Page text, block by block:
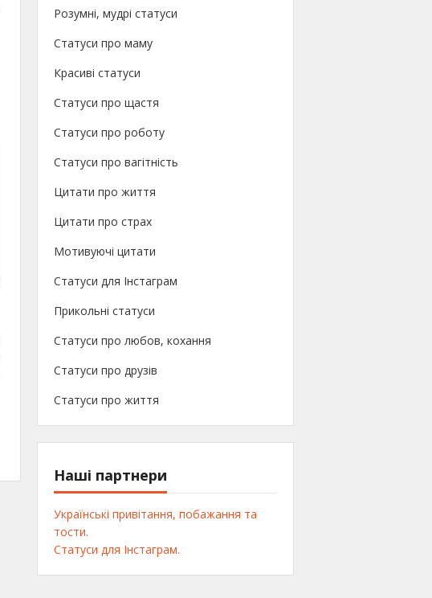
Розумні, мудрі статуси
Статуси про маму
Красиві статуси
Статуси про щастя
Статуси про роботу
Статуси про вагітність
Цитати про життя
Цитати про страх
Мотивуючі цитати
Статуси для Інстаграм
Прикольні статуси
Статуси про любов, кохання
Статуси про друзів
Статуси про життя
Наші партнери
Українські привітання, побажання та
тости.
Статуси для Інстаграм.